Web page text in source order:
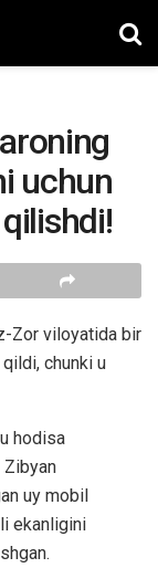
uchun
Zor viloyatida bir
chunki u
hodisa
Zibyan
uy mobil
ekanligini